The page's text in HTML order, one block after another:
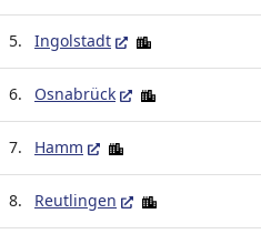
5. Ingolstadt
6. Osnabrück
7. Hamm
8. Reutlingen